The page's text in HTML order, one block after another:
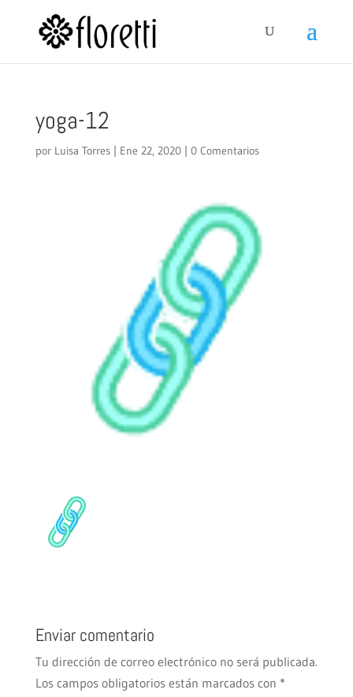
yoga-12
por Luisa Torres| Ene 22, 2020| 0 Comentarios
Enviar comentario
Tu dirección de correo electrónico no será publicada.
Los campos obligatorios están marcados con *